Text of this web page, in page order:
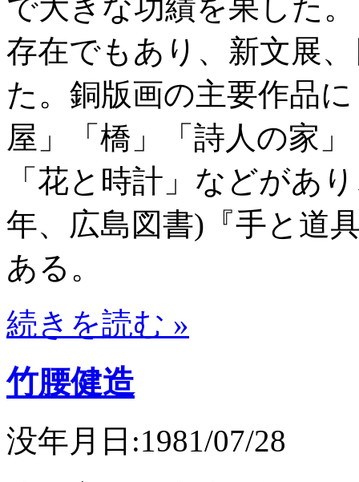
で大きな功績を果した
存在でもあり、新文展
た。銅版画の主要作品
屋」「橋」「詩人の家
「花と時計」などがあ
年、広島図書)『手と道
ある。
続きを読む »
竹腰健造
没年月日:1981/07/28